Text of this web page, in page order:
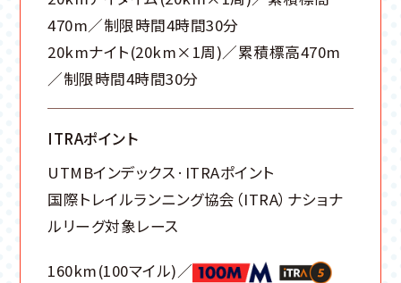
470m／制限時間4時間30分
20kmナイト(20km×1周)／累積標高470m
／制限時間4時間30分
ITRAポイント
UTMBインデックス·ITRAポイント
国際トレイルランニング協会（ITRA）ナショナ
ルリーグ対象レース
160km(100マイル)／